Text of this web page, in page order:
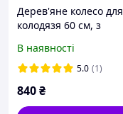
Дерев'яне колесо для
колодязя 60 см, з
2-1)
В наявності
5.0 (1)
840₴